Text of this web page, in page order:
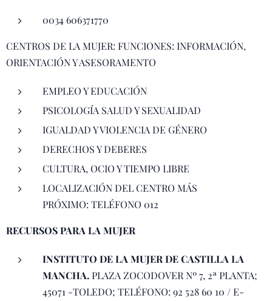
0034 606371770
CENTROS DE LA MUJER: FUNCIONES: INFORMACIÓN,
ORIENTACIÓN Y ASESORAMENTO
EMPLEO Y EDUCACIÓN
PSICOLOGÍA SALUD Y SEXUALIDAD
IGUALDAD Y VIOLENCIA DE GÉNERO
DERECHOS Y DEBERES
CULTURA, OCIO Y TIEMPO LIBRE
LOCALIZACIÓN DEL CENTRO MÁS
PRÓXIMO: TELÉFONO 012
RECURSOS PARA LA MUJER
INSTITUTO DE LA MUJER DE CASTILLA LA
MANCHA.PLAZA ZOCODOVER Nº 7, 2ª PLANTA;
45071 -TOLEDO; TELÉFONO: 92 528 60 10 / E-